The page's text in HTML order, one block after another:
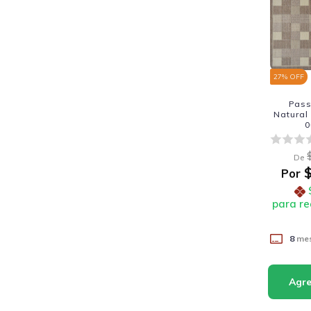
27% OFF
Natural
De
Por
para
8